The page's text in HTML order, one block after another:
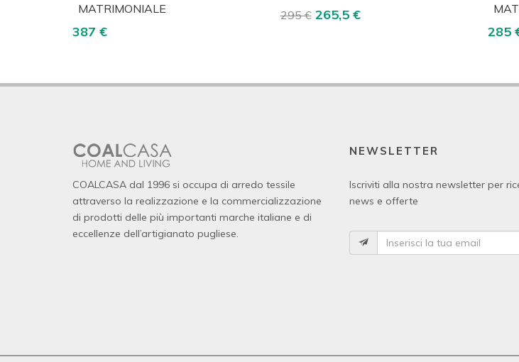
MATRIMONIALE
387 €
295 € 265,5 €
285
COALCASA dal 1996 si occupa di arredo tessile
attraverso la realizzazione e la commercializzazione
di prodotti delle più importanti marche italiane e di
eccellenze dell’artigianato pugliese.
NEWSLETTER
Iscriviti alla nostra newsletter per
news e offerte